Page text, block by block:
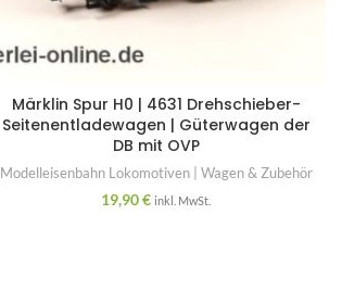
Märklin Spur H0 | 4631 Drehschieber-
Seitenentladewagen | Güterwagen der
DB mit OVP
Modelleisenbahn Lokomotiven | Wagen & Zubehör
19,90€ inkl. MwSt.